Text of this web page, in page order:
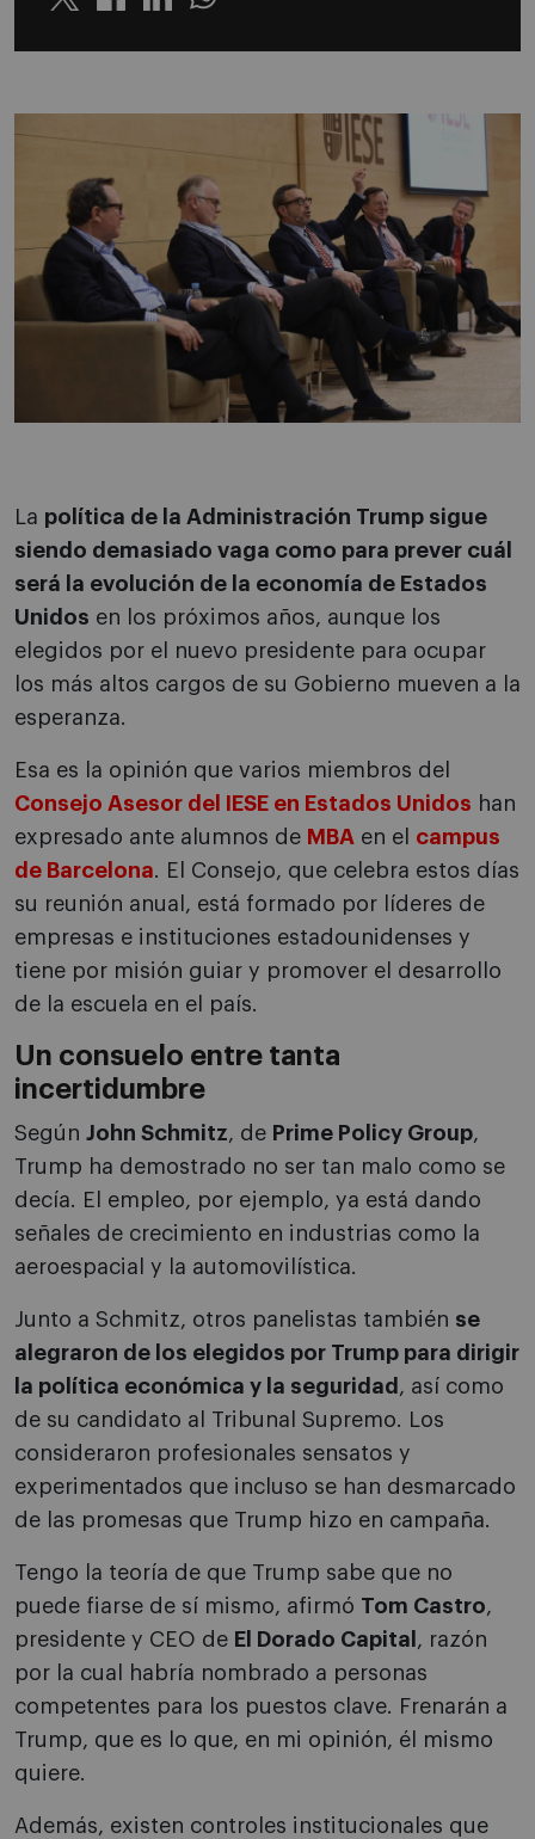
Twitter LinkedinWhatsapp
La política de la Administración Trump sigue
siendo demasiado vaga como para prever cuál
será la evolución de la economía de Estados
Unidos en los próximos años, aunque los
elegidos por el nuevo presidente para ocupar
los más altos cargos de su Gobierno mueven a la
esperanza.
Esa es la opinión que varios miembros del
Consejo Asesor del IESE en Estados Unidos han
expresado ante alumnos de MBA en el campus
de Barcelona. El Consejo, que celebra estos días
su reunión anual, está formado por líderes de
empresas e instituciones estadounidenses y
tiene por misión guiar y promover el desarrollo
de la escuela en el país.
Un consuelo entre tanta
incertidumbre
Según John Schmitz, de Prime Policy Group,
Trump ha demostrado no ser tan malo como se
decía. El empleo, por ejemplo, ya está dando
señales de crecimiento en industrias como la
aeroespacial y la automovilística.
Junto a Schmitz, otros panelistas también se
alegraron de los elegidos por Trump para dirigir
la política económica y la seguridad , así como
de su candidato al Tribunal Supremo. Los
consideraron profesionales sensatos y
experimentados que incluso se han desmarcado
de las promesas que Trump hizo en campaña.
Tengo la teoría de que Trump sabe que no
puede fiarse de sí mismo, afirmó Tom Castro,
presidente y CEO de El Dorado Capital , razón
por la cual habría nombrado a personas
competentes para los puestos clave. Frenarán a
Trump, que es lo que, en mi opinión, él mismo
quiere.
Además, existen controles institucionales que